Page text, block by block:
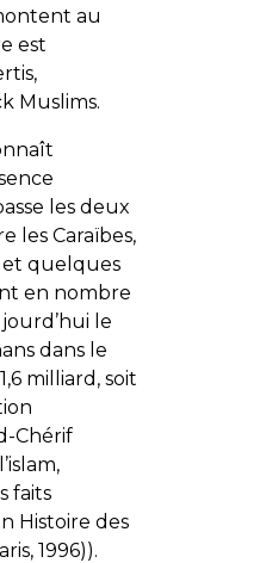
au
est
Muslims.
les deux
les Caraïbes,
et quelques
en nombre
le
dans le
milliard, soit
Chérif
faits
Histoire des
1996)).